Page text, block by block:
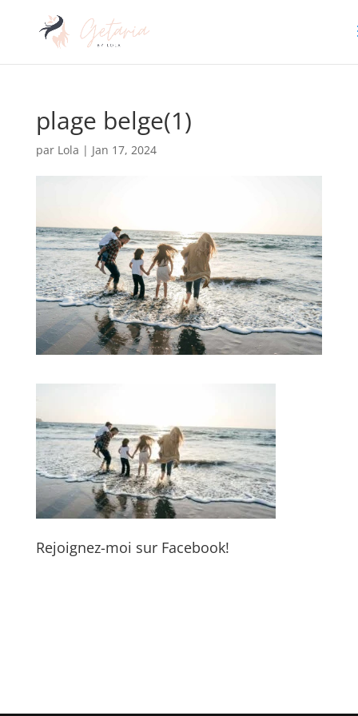
plage belge(1)
par Lola | Jan 17, 2024
Rejoignez-moi sur Facebook!